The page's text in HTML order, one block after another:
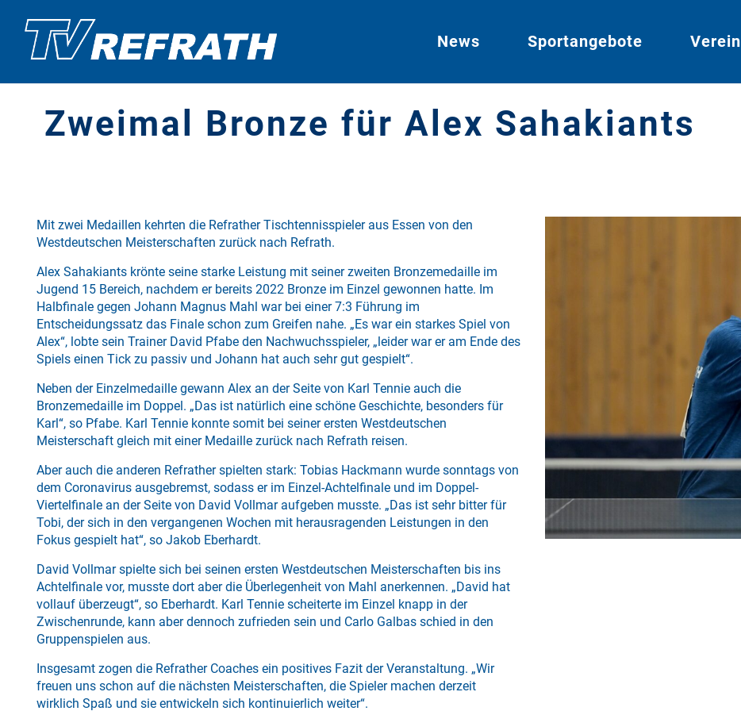
News Sportangebote Verein
Zweimal Bronze für Alex Sahakiants
Mit zwei Medaillen kehrten die Refrather Tischtennisspieler aus Essen von den
Westdeutschen Meisterschaften zurück nach Refrath.
Alex Sahakiants krönte seine starke Leistung mit seiner zweiten Bronzemedaille im
Jugend 15 Bereich, nachdem er bereits 2022 Bronze im Einzel gewonnen hatte. Im
Halbfinale gegen Johann Magnus Mahl war bei einer 7:3 Führung im
Entscheidungssatz das Finale schon zum Greifen nahe. „Es war ein starkes Spiel von
Alex“, lobte sein Trainer David Pfabe den Nachwuchsspieler, „leider war er am Ende des
Spiels einen Tick zu passiv und Johann hat auch sehr gut gespielt“.
Neben der Einzelmedaille gewann Alex an der Seite von Karl Tennie auch die
Bronzemedaille im Doppel. „Das ist natürlich eine schöne Geschichte, besonders für
Karl“, so Pfabe. Karl Tennie konnte somit bei seiner ersten Westdeutschen
Meisterschaft gleich mit einer Medaille zurück nach Refrath reisen.
Aber auch die anderen Refrather spielten stark: Tobias Hackmann wurde sonntags von
dem Coronavirus ausgebremst, sodass er im Einzel-Achtelfinale und im Doppel-
Viertelfinale an der Seite von David Vollmar aufgeben musste. „Das ist sehr bitter für
Tobi, der sich in den vergangenen Wochen mit herausragenden Leistungen in den
Fokus gespielt hat“, so Jakob Eberhardt.
David Vollmar spielte sich bei seinen ersten Westdeutschen Meisterschaften bis ins
Achtelfinale vor, musste dort aber die Überlegenheit von Mahl anerkennen. „David hat
vollauf überzeugt“, so Eberhardt. Karl Tennie scheiterte im Einzel knapp in der
Zwischenrunde, kann aber dennoch zufrieden sein und Carlo Galbas schied in den
Gruppenspielen aus.
Insgesamt zogen die Refrather Coaches ein positives Fazit der Veranstaltung. „Wir
freuen uns schon auf die nächsten Meisterschaften, die Spieler machen derzeit
wirklich Spaß und sie entwickeln sich kontinuierlich weiter“.